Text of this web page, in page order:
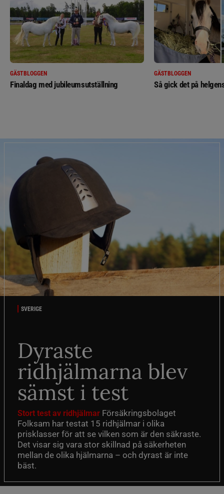
GÄSTBLOGGEN
Finaldag med jubileumsutställning
GÄSTBLOGGEN
Så gick det på
SVERIGE
Dyraste
ridhjälmarna blev
sämst i test
Stort test av ridhjälmar Försäkringsbolaget
Folksam har testat 15 ridhjälmar i olika
prisklasser för att se vilken som är den säkraste.
Det visar sig vara stor skillnad på säkerheten
mellan de olika hjälmarna – och dyrast är inte
bäst.